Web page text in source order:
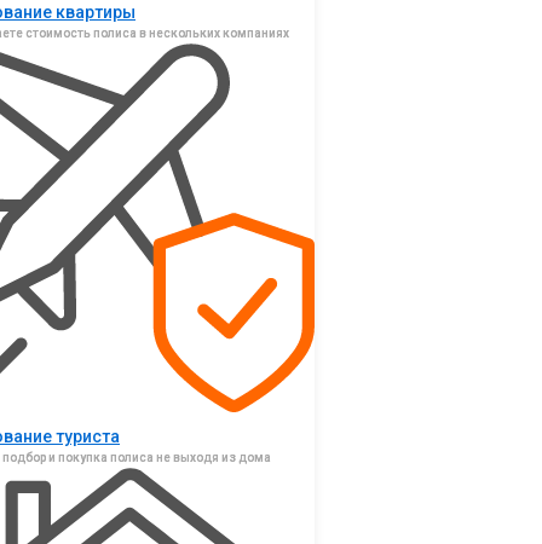
квартиры
стоимость полиса в нескольких компаниях
туриста
и покупка полиса не выходя из дома